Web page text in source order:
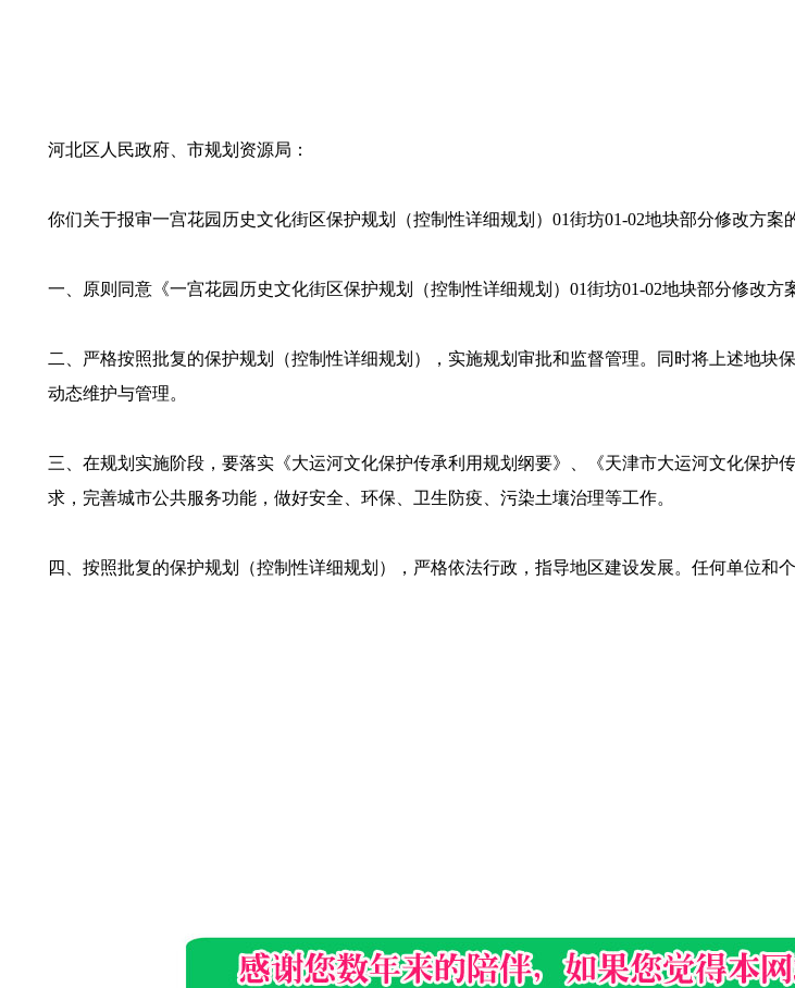
河北区人民政府、市规划资源局：
你们关于报审一宫花园历史文化街区保护规划（控制性详细规划）01街坊01-02地块部分修改方案
一、原则同意《一宫花园历史文化街区保护规划（控制性详细规划）01街坊01-02地块部分修改方
二、严格按照批复的保护规划（控制性详细规划），实施规划审批和监督管理。同时将上述地
动态维护与管理。
三、在规划实施阶段，要落实《大运河文化保护传承利用规划纲要》、《天津市大运河文化保
求，完善城市公共服务功能，做好安全、环保、卫生防疫、污染土壤治理等工作。
四、按照批复的保护规划（控制性详细规划），严格依法行政，指导地区建设发展。任何单位和个